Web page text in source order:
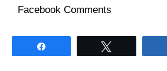
Facebook Comments